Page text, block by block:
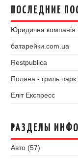
ПОСЛЕДНИЕ
Юридична компанія
батарейки.com.ua
Restpublica
Поляна - гриль парк
Еліт Експресс
РАЗДЕЛЫ
Авто (57)